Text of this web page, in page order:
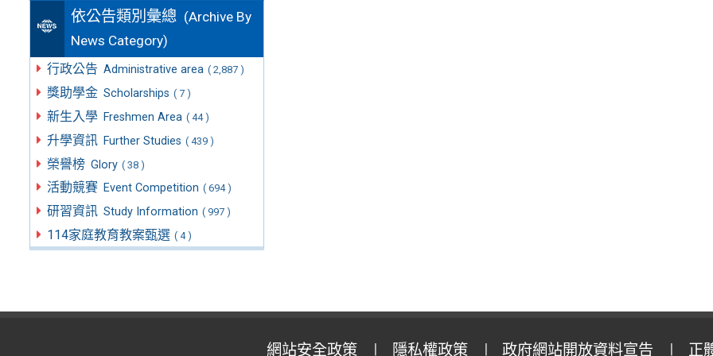
依公告類別彙總 (Archive By
News Category)
行政公告 Administrative area ( 2,887 )
獎助學金 Scholarships ( 7 )
新生入學 Freshmen Area ( 44 )
升學資訊 Further Studies ( 439 )
榮譽榜 Glory ( 38 )
活動競賽 Event Competition ( 694 )
研習資訊 Study Information ( 997 )
114家庭教育教案甄選 ( 4 )
網站安全政策 隱私權政策 政府網站開放資料宣告 正